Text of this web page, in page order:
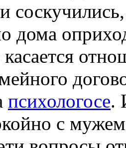
дома
психологосе.
с